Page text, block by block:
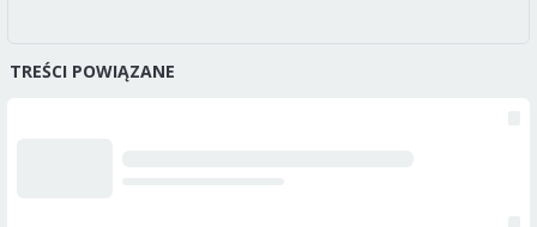
TREŚCI POWIĄZANE